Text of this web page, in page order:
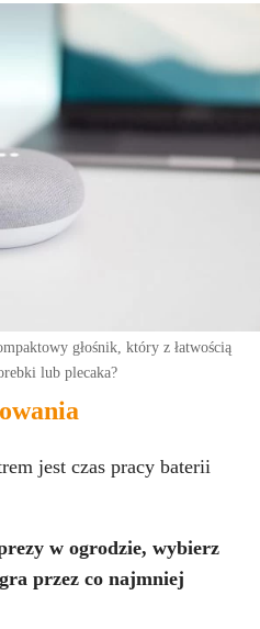
głośnik, który z łatwością
lub plecaka?
jest czas pracy baterii
w ogrodzie, wybierz
przez co najmniej